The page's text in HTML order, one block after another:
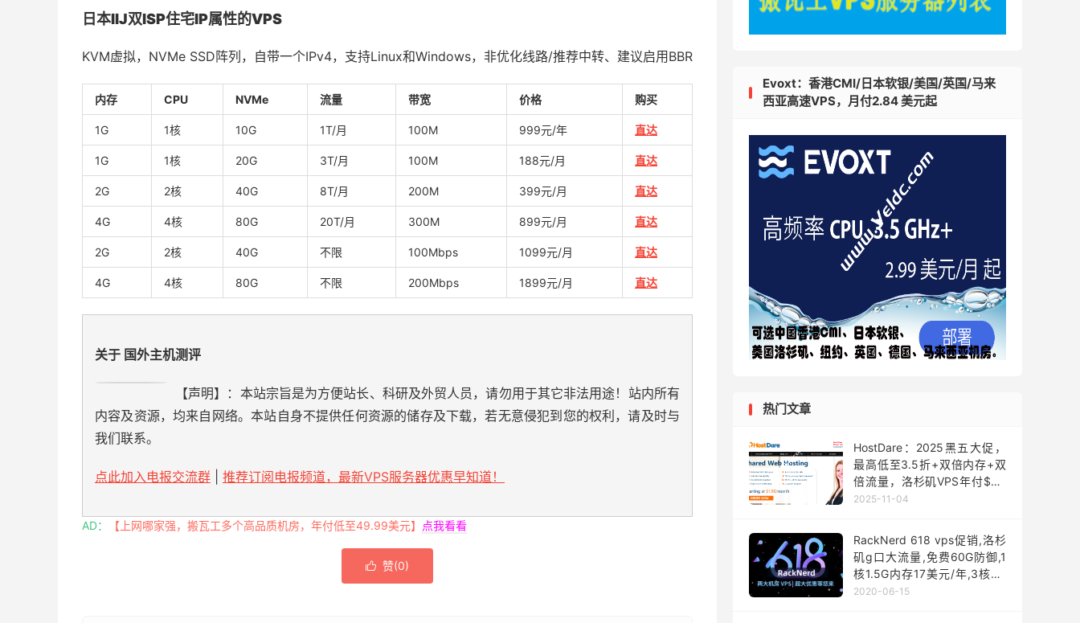
日本IIJ双ISP住宅IP属性的VPS
KVM虚拟，NVMe SSD阵列，自带一个IPv4，支持Linux和Windows，非优化线路/推荐中转、建议启用BBR
内存 CPU NVMe 流量 带宽 价格 购买
1G 1核 10G 1T/月 100M 999元/年 直达
1G 1核 20G 3T/月 100M 188元/月 直达
2G 2核 40G 8T/月 200M 399元/月 直达
4G 4核 80G 20T/月 300M 899元/月 直达
2G 2核 40G 不限 100Mbps 1099元/月 直达
4G 4核 80G 不限 200Mbps 1899元/月 直达
关于 国外主机测评
【声明】：本站宗旨是为方便站长、科研及外贸人员，请勿用于其它非法用途！站内所有
内容及资源，均来自网络。本站自身不提供任何资源的储存及下载，若无意侵犯到您的权利，请及时与
我们联系。
点此加入电报交流群 推荐订阅电报频道，最新VPS服务器优惠早知道！
AD： 【上网哪家强，搬瓦工多个高品质机房，年付低至49.99美元】 点我看看
 赞(0)
Evoxt：香港CMI/日本软银/美国/英国/马来
西亚高速VPS，月付2.84 美元起
热门文章
HostDare：2025黑五大促，
最高低至3.5折+双倍内存+双
倍流量，洛杉矶VPS年付$9.1
起，可选CN2
2025-11-04
RackNerd 618 vps促销,洛杉
矶g口大流量,免费60G防御,1
核1.5G内存17美元/年,3核5G
内存59美元/年
2020-06-15